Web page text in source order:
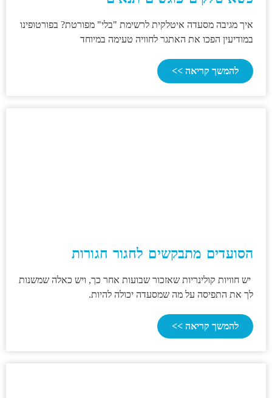
איך מגיבה מסעדה איטלקית לרשימת "בלי" מפורטת? בפורטופינו
במודיעין הפכו את האתגר לחוויה טעימה במיוחד
להמשך קריאה >>
הסועדים מתבקשים לחגור חגורות
יש חוויות קולינריות שאזכור שבועות אחר כך, ויש כאלה שמשנות
לך את התפיסה על מה שמסעדה יכולה להיות.
להמשך קריאה >>